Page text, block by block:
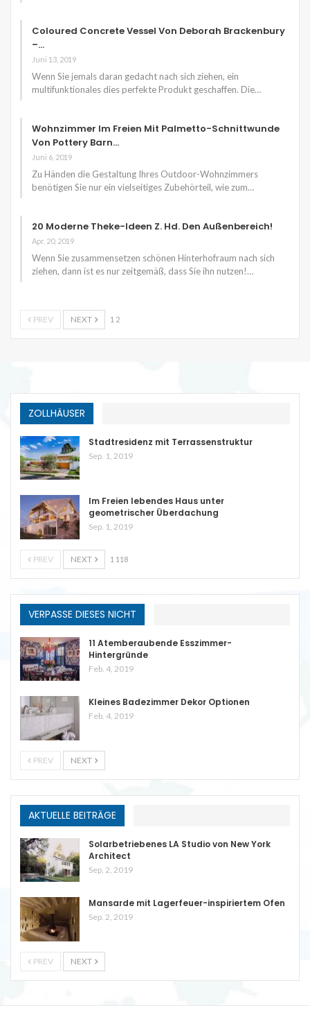
Coloured Concrete Vessel Von Deborah Brackenbury
–…
Juni 13, 2019
Wenn Sie jemals daran gedacht nach sich ziehen, ein
multifunktionales dies perfekte Produkt geschaffen. Die…
Wohnzimmer Im Freien Mit Palmetto-Schnittwunde
Von Pottery Barn…
Juni 6, 2019
Zu Händen die Gestaltung Ihres Outdoor-Wohnzimmers
benötigen Sie nur ein vielseitiges Zubehörteil, wie zum…
20 Moderne Theke-Ideen Z. Hd. Den Außenbereich!
Apr. 20, 2019
Wenn Sie zusammensetzen schönen Hinterhofraum nach sich
ziehen, dann ist es nur zeitgemäß, dass Sie ihn nutzen!…
PREV NEXT 1 2
ZOLLHÄUSER
Stadtresidenz mit Terrassenstruktur
Sep. 1, 2019
Im Freien lebendes Haus unter
geometrischer Überdachung
Sep. 1, 2019
PREV NEXT 1 118
VERPASSE DIESES NICHT
11 Atemberaubende Esszimmer-
Hintergründe
Feb. 4, 2019
Kleines Badezimmer Dekor Optionen
Feb. 4, 2019
PREV NEXT
AKTUELLE BEITRÄGE
Solarbetriebenes LA Studio von New York
Architect
Sep. 2, 2019
Mansarde mit Lagerfeuer-inspiriertem Ofen
Sep. 2, 2019
PREV NEXT